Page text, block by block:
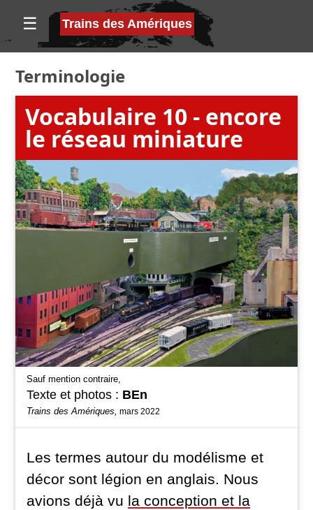
☰ Trains des Amériques
Terminologie
Vocabulaire 10 - encore
le réseau miniature
Sauf mention contraire,
Texte et photos : BEn
Trains des Amériques, mars 2022
Les termes autour du modélisme et
décor sont légion en anglais. Nous
avions déjà vu la conception et la